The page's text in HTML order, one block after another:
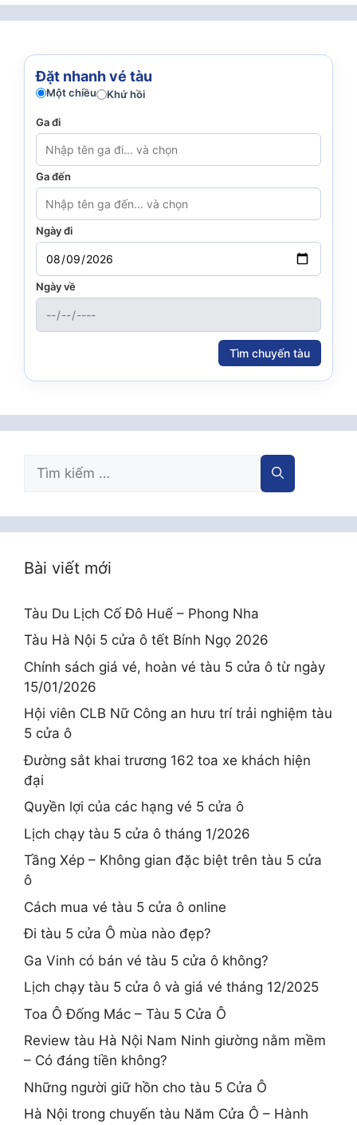
Đặt nhanh vé tàu
Một chiều Khứ hồi
Ga đi
Ga đến
Ngày đi
Ngày về
Tìm chuyến tàu
Tìm
kiếm
Bài viết mới
Tàu Du Lịch Cố Đô Huế – Phong Nha
Tàu Hà Nội 5 cửa ô tết Bính Ngọ 2026
Chính sách giá vé, hoàn vé tàu 5 cửa ô từ ngày
15/01/2026
Hội viên CLB Nữ Công an hưu trí trải nghiệm tàu
5 cửa ô
Đường sắt khai trương 162 toa xe khách hiện
đại
Quyền lợi của các hạng vé 5 cửa ô
Lịch chạy tàu 5 cửa ô tháng 1/2026
Tầng Xép – Không gian đặc biệt trên tàu 5 cửa
ô
Cách mua vé tàu 5 cửa ô online
Đi tàu 5 cửa Ô mùa nào đẹp?
Ga Vinh có bán vé tàu 5 cửa ô không?
Lịch chạy tàu 5 cửa ô và giá vé tháng 12/2025
Toa Ô Đống Mác – Tàu 5 Cửa Ô
Review tàu Hà Nội Nam Ninh giường nằm mềm
– Có đáng tiền không?
Những người giữ hồn cho tàu 5 Cửa Ô
Hà Nội trong chuyến tàu Năm Cửa Ô – Hành